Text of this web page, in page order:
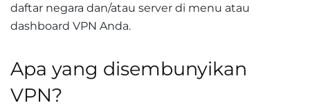
daftar negara dan/atau server di menu atau
dashboard VPN Anda.
Apa yang disembunyikan
VPN?